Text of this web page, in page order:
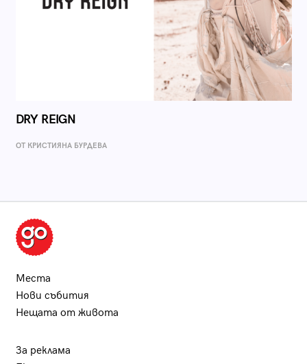
DRY REIGN
ОТ КРИСТИЯНА БУРДЕВА
Места
Нови събития
Нещата от живота
За реклама